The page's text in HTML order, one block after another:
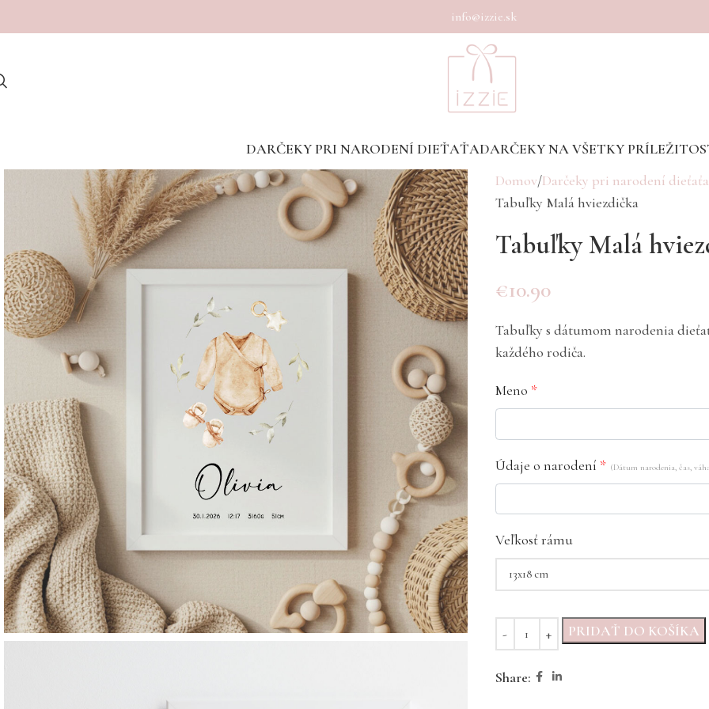
info@izzie.sk
DARČEKY PRI NARODENÍ DIEŤAŤADARČEKY NA VŠETKY
Domov Darčeky pri narodení dieťaťa
Tabuľky Malá hviezdička
Tabuľky Malá
€10.90
Tabuľky s dátumom narodenia
každého rodiča.
Meno *
Údaje o narodení * (Dátum narodenia, čas,
Veľkosť rámu
PRIDAŤ DO KOŠÍKA
Share: